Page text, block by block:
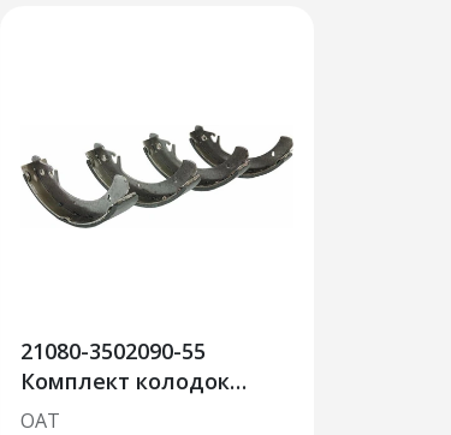
21080-3502090-55
Комплект колодок
заднего тормоза
ОАТ